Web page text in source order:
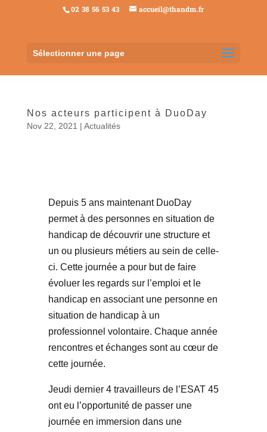
02 38 56 53 43 accueil@thandm.fr
Sélectionner une page
Nos acteurs participent à DuoDay
Nov 22, 2021 | Actualités
Depuis 5 ans maintenant DuoDay
permet à des personnes en situation de
handicap de découvrir une structure et
un ou plusieurs métiers au sein de celle-
ci. Cette journée a pour but de faire
évoluer les regards sur l’emploi et le
handicap en associant une personne en
situation de handicap à un
professionnel volontaire. Chaque année
rencontres et échanges sont au cœur de
cette journée.
Jeudi dernier 4 travailleurs de l’ESAT 45
ont eu l’opportunité de passer une
journée en immersion dans une